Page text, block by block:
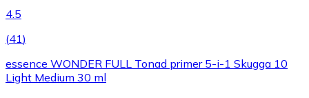
4.5
(41)
essence WONDER FULL Tonad primer 5-i-1 Skugga 10
Light Medium 30 ml